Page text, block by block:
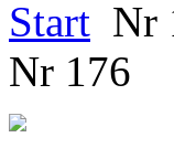
Start Nr
Nr 176